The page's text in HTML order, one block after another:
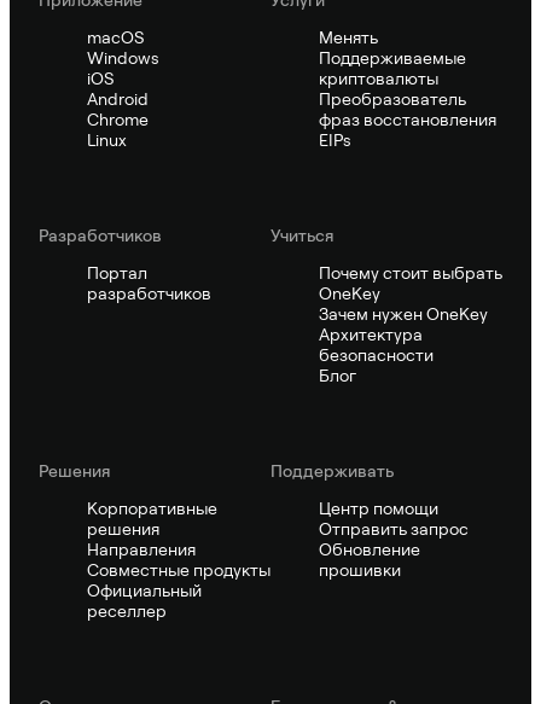
macOS
Windows
iOS
Android
Chrome
Linux
Менять
Поддерживаемые
криптовалюты
Преобразователь
фраз восстановления
EIPs
Pазработчиков
Портал
разработчиков
Учиться
Почему стоит выбрать
OneKey
Зачем нужен OneKey
Архитектура
безопасности
Блог
Решения
Корпоративные
решения
Направления
Совместные продукты
Официальный
реселлер
Поддерживать
Центр помощи
Отправить запрос
Обновление
прошивки